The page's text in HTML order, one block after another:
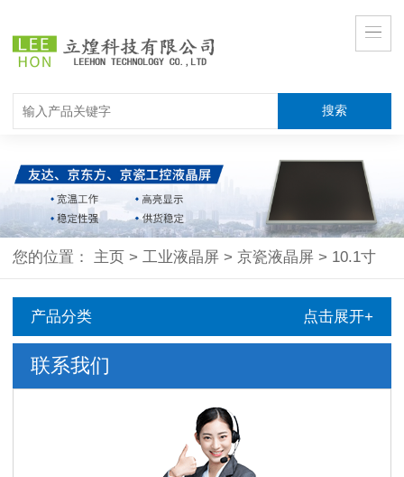
您的位置： 主页 > 工业液晶屏 > 京瓷液晶屏 > 10.1寸
产品分类 点击展开+
联系我们